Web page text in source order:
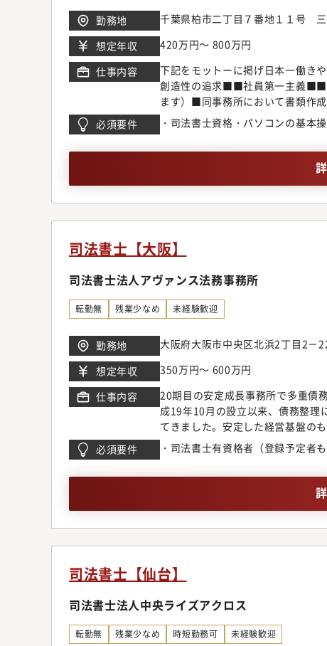
勤務地
千葉県柏市二丁目７番地１１号
想定年収
420万円～ 800万円
仕事内容
下記をモットーに掲げ日本一働き
創造性の追求■■社員第一主義■■
ます）■同事務所において書類作
きます。【業務詳細】・相続（遺
与等）・商業（設立、役員変更等
じて決定)・各種書類、申請書等の
社等での書類受取 ・債務整理面
必須要件 ・司法書士資格・パソコンの基本
司法書士【大阪】
司法書士法人アヴァンス法務事務所
転勤無 残業少なめ 未経験歓迎
勤務地
大阪府大阪市中央区北浜2丁目2
想定年収
350万円～ 600万円
仕事内容
20期目の安定成長事務所で多重債
成19年10月の設立以来、債務整理
てきました。安定した経営基盤の
過払い金請求・自己破産・個人再
トを支援することを使命としてい
りがいと成長機会に満ちた環境で
関係業務（※未取得者は入社後取
必須要件 ・司法書士有資格者（登録予定者も
司法書士【仙台】
司法書士法人中央ライズアクロス
転勤無 残業少なめ 時短勤務可 未経験歓迎